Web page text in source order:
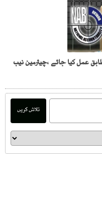
عمل کیا جائے ،چیئرمین نیب
تلاش کریں